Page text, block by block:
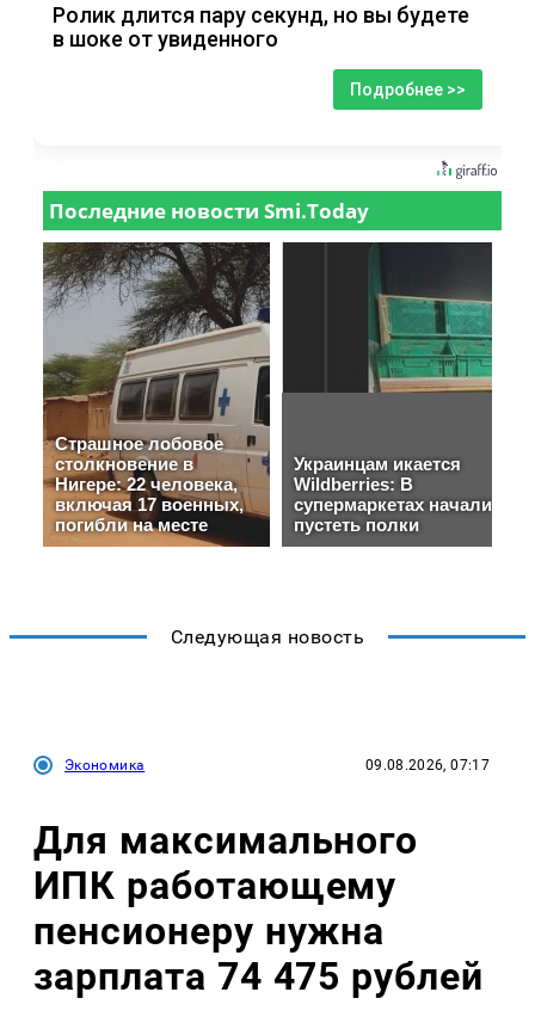
Ролик длится пару секунд, но вы будете
в шоке от увиденного
Подробнее >>
Следующая новость
Экономика 09.08.2026, 07:17
Для максимального
ИПК работающему
пенсионеру нужна
зарплата 74 475 рублей